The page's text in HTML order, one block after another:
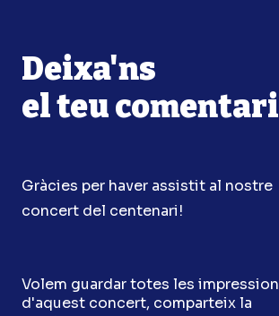
Deixa'ns
el teu
Gràcies per haver assistit al nostre
concert del centenari!
Volem guardar totes les
d'aquest concert, comparteix la